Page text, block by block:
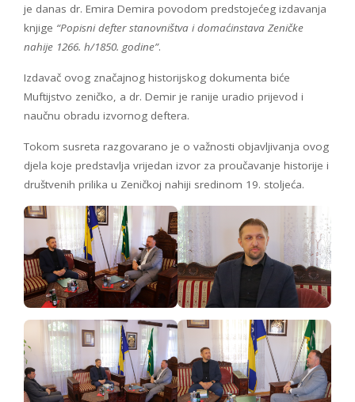
je danas dr. Emira Demira povodom predstojećeg izdavanja
knjige “Popisni defter stanovništva i domaćinstava Zeničke
nahije 1266. h/1850. godine”.
Izdavač ovog značajnog historijskog dokumenta biće
Muftijstvo zeničko, a dr. Demir je ranije uradio prijevod i
naučnu obradu izvornog deftera.
Tokom susreta razgovarano je o važnosti objavljivanja ovog
djela koje predstavlja vrijedan izvor za proučavanje historije i
društvenih prilika u Zeničkoj nahiji sredinom 19. stoljeća.